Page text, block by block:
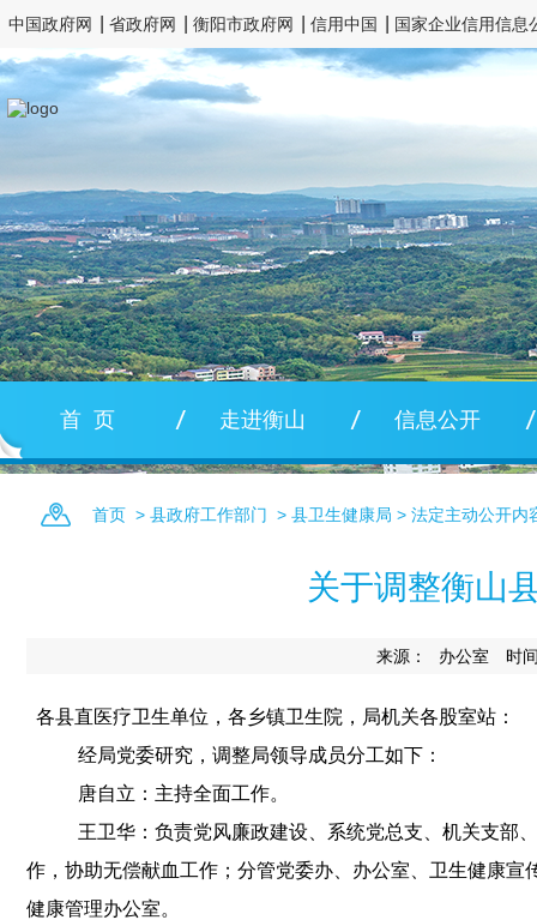
中国政府网 省政府网 衡阳市政府网 信用中国 国家企业信用信息
首 页 走进衡山 信息公开
首页 > 县政府工作部门 > 县卫生健康局 > 法定主动公开内
关于调整衡山
来源： 办公室 时
各县直医疗卫生单位 ， 各乡镇卫生院 ， 局机关各股室站：
经局党委研究 ， 调整局领导成员分工如下：
唐自立：主持全面工作。
王卫华：负责党风廉政建设、系统党总支、机关支部
作 ， 协助无偿献血工作 ； 分管党委办、办公室、卫生健康宣
健康管理办公室。